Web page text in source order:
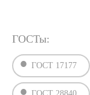
ГОСТы:
ГОСТ 17177